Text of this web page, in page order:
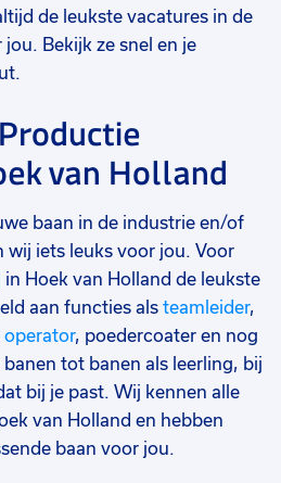
de leukste vacatures in de
Bekijk ze snel en je
van Holland
baan in de industrie en/of
wij iets leuks voor jou. Voor
Hoek van Holland de leukste
aan functies als teamleider,
operator, poedercoater en nog
tot banen als leerling, bij
bij je past. Wij kennen alle
van Holland en hebben
baan voor jou.